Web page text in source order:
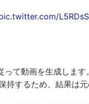
て動画を生成しま
持するため、結果は